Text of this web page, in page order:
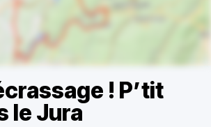
! P’tit
le Jura